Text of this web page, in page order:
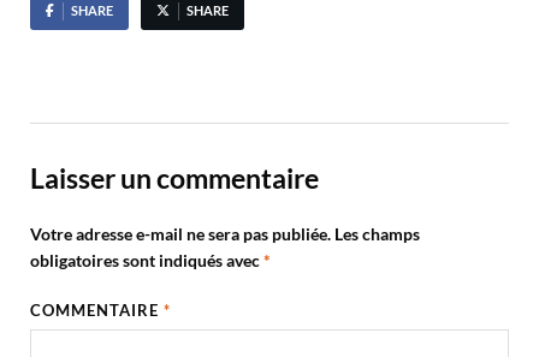
SHARE SHARE
Laisser un commentaire
Votre adresse e-mail ne sera pas publiée. Les champs
obligatoires sont indiqués avec*
COMMENTAIRE*